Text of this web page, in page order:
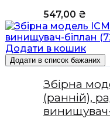
547,00 ₴
Додати в кошик
Додати в список бажаних
Збірна
(ранній),